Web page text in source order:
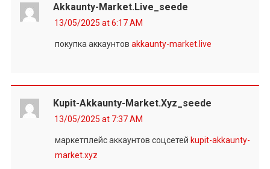
Akkaunty-Market.live_seede
13/05/2025 at 6:17 AM
покупка аккаунтов akkaunty-market.live
Kupit-Akkaunty-Market.xyz_seede
13/05/2025 at 7:37 AM
маркетплейс аккаунтов соцсетей kupit-akkaunty-
market.xyz